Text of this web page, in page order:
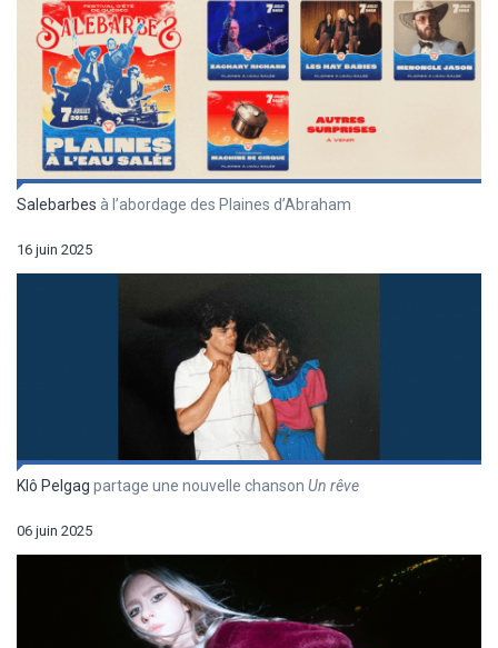
Salebarbes à l’abordage des Plaines d’Abraham
16 juin 2025
Klô Pelgag partage une nouvelle chanson Un rêve
06 juin 2025